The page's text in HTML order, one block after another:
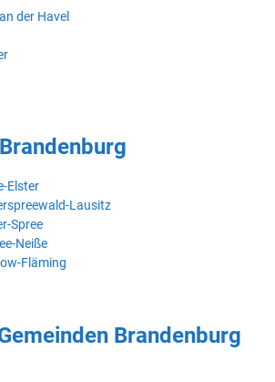
der Havel
Elster
Lausitz
Spree
Neiße
Fläming
Brandenburg